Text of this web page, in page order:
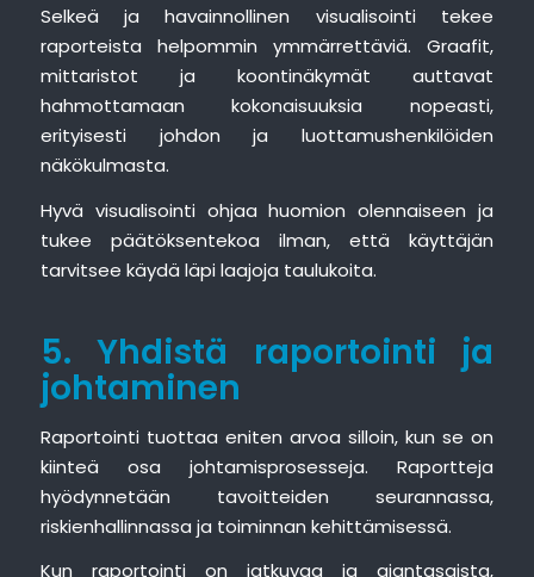
Selkeä ja havainnollinen visualisointi tekee
raporteista helpommin ymmärrettäviä. Graafit,
mittaristot ja koontinäkymät auttavat
hahmottamaan kokonaisuuksia nopeasti,
erityisesti johdon ja luottamushenkilöiden
näkökulmasta.
Hyvä visualisointi ohjaa huomion olennaiseen ja
tukee päätöksentekoa ilman, että käyttäjän
tarvitsee käydä läpi laajoja taulukoita.
5. Yhdistä raportointi ja
johtaminen
Raportointi tuottaa eniten arvoa silloin, kun se on
kiinteä osa johtamisprosesseja. Raportteja
hyödynnetään tavoitteiden seurannassa,
riskienhallinnassa ja toiminnan kehittämisessä.
Kun raportointi on jatkuvaa ja ajantasaista,